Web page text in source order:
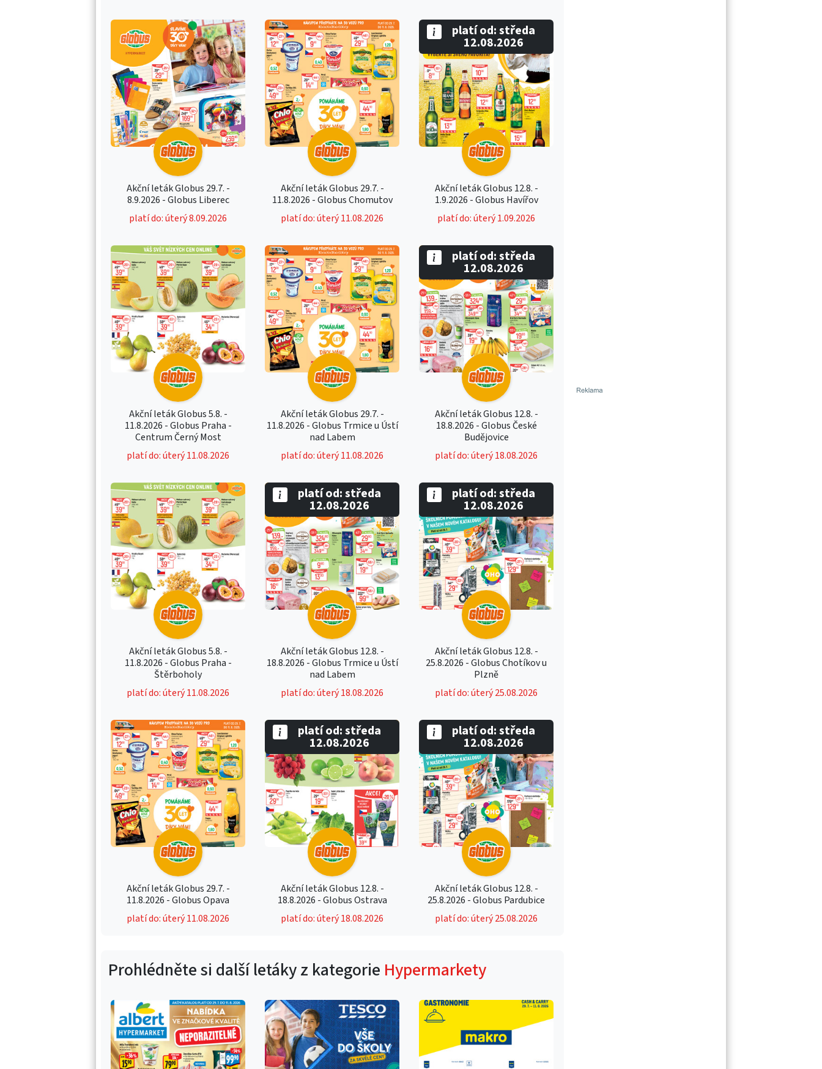
Akční leták Globus 29.7. -
8.9.2026 - Globus Liberec
platí do: úterý 8.09.2026
Akční leták Globus 29.7. -
11.8.2026 - Globus Chomutov
platí do: úterý 11.08.2026
Akční leták Globus 12.8. -
1.9.2026 - Globus Havířov
platí do: úterý 1.09.2026
platí od: středa
12.08.2026
Akční leták Globus 5.8. -
11.8.2026 - Globus Praha -
Centrum Černý Most
platí do: úterý 11.08.2026
Akční leták Globus 29.7. -
11.8.2026 - Globus Trmice u Ústí
nad Labem
platí do: úterý 11.08.2026
Akční leták Globus 12.8. -
18.8.2026 - Globus České
Budějovice
platí do: úterý 18.08.2026
platí od: středa
12.08.2026
Akční leták Globus 5.8. -
11.8.2026 - Globus Praha -
Štěrboholy
platí do: úterý 11.08.2026
Akční leták Globus 12.8. -
18.8.2026 - Globus Trmice u Ústí
nad Labem
platí do: úterý 18.08.2026
platí od: středa
12.08.2026
Akční leták Globus 12.8. -
25.8.2026 - Globus Chotíkov u
Plzně
platí do: úterý 25.08.2026
platí od: středa
12.08.2026
Akční leták Globus 29.7. -
11.8.2026 - Globus Opava
platí do: úterý 11.08.2026
Akční leták Globus 12.8. -
18.8.2026 - Globus Ostrava
platí do: úterý 18.08.2026
platí od: středa
12.08.2026
Akční leták Globus 12.8. -
25.8.2026 - Globus Pardubice
platí do: úterý 25.08.2026
platí od: středa
12.08.2026
Prohlédněte si další letáky z kategorie Hypermarkety